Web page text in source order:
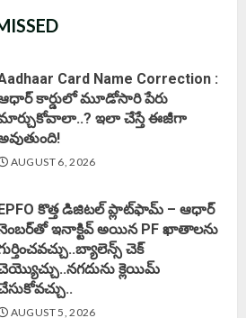
Card Name Correction :
కార్డులో మూడోసారి పేరు
ఇలా చేస్తే ఈజీగా
AUGUST 6, 2026
కొత్త డిజిటల్ ప్లాట్‌ఫామ్‌ – ఆధార్
ఇనాక్టివ్ అయిన PF ఖాతాలను
చెక్
క్లెయిమ్
AUGUST 5, 2026